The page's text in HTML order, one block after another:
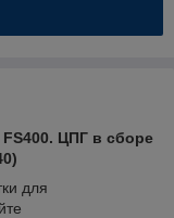
ЦПГ в сборе
для